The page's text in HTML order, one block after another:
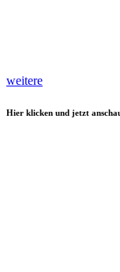
weitere
Hier klicken und jetzt